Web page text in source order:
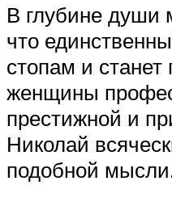
В глубине души
что
стопам и станет
женщины
престижной и
Николай
подобной